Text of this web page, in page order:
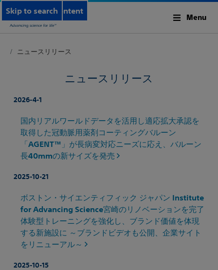
Skip to main content
Skip to search
Menu
ニュースリリース
ニュースリリース
2026-4-1
国内リアルワールドデータを活用し適応拡大承認を
取得した冠動脈用薬剤コーティングバルーン
「AGENT™」が長病変対応ニーズに応え、バルーン
長40mmの新サイズを発売
2025-10-21
ボストン・サイエンティフィック ジャパン Institute
for Advancing Science宮崎のリノベーションを完了
体験型トレーニングを強化し、ブランド価値を体現
する新施設に ～ブランドビデオも公開、企業サイト
をリニューアル～
2025-10-15